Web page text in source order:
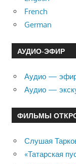
French
German
АУДИО-ЭФИР
Аудио —
Аудио —
ФИЛЬМЫ
Слушая
«Татарская